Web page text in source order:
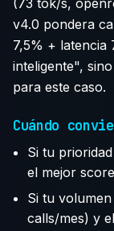
(73 tok/s,
v4.0 pondera
7,5% +
inteligente",
para este caso.
Cuándo
Si tu
el mejor
Si tu
calls/mes) y